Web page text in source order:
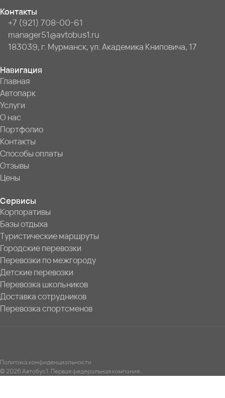
Контакты
+7 (921) 708-00-61
manager51@avtobus1.ru
183039, г. Мурманск, ул. Академика Книповича, 17
Навигация
Главная
Автопарк
Услуги
О нас
Портфолио
Контакты
Способы оплаты
Отзывы
Цены
Сервисы
Корпоративы
Базы отдыха
Туристические маршруты
Городские перевозки
Перевозки по межгороду
Детские перевозки
Перевозка школьников
Доставка сотрудников
Перевозка спортсменов
Политика конфиденциальности
© 2026 Автобус1. Первая федеральная компания.